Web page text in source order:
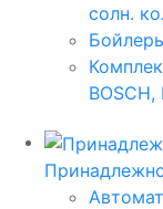
солн.
BOSCH,